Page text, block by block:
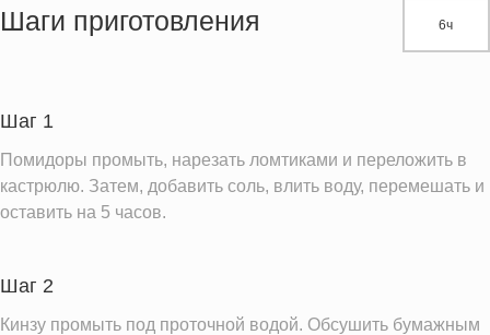
Жиры
Пищевые волокна
Сахар
Вода
4769.7 г
Натрий
Кальций
Железо
14.6 мг
Шаги приготовления 6ч
Шаг 1
Помидоры промыть, нарезать ломтиками и переложить в
кастрюлю. Затем, добавить соль, влить воду, перемешать и
оставить на 5 часов.
Шаг 2
Кинзу промыть под проточной водой. Обсушить бумажным